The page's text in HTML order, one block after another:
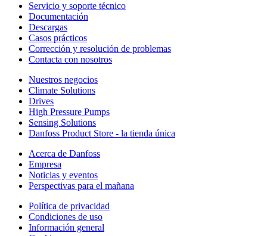
Servicio y soporte técnico
Documentación
Descargas
Casos prácticos
Corrección y resolución de problemas
Contacta con nosotros
Nuestros negocios
Climate Solutions
Drives
High Pressure Pumps
Sensing Solutions
Danfoss Product Store - la tienda única
Acerca de Danfoss
Empresa
Noticias y eventos
Perspectivas para el mañana
Política de privacidad
Condiciones de uso
Información general